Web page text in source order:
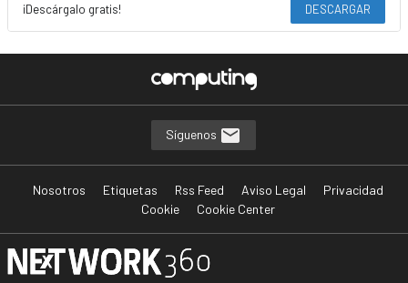
¡Descárgalo gratis! DESCARGAR
Síguenos
Nosotros Etiquetas Rss Feed Aviso Legal
Privacidad
Cookie
Cookie Center